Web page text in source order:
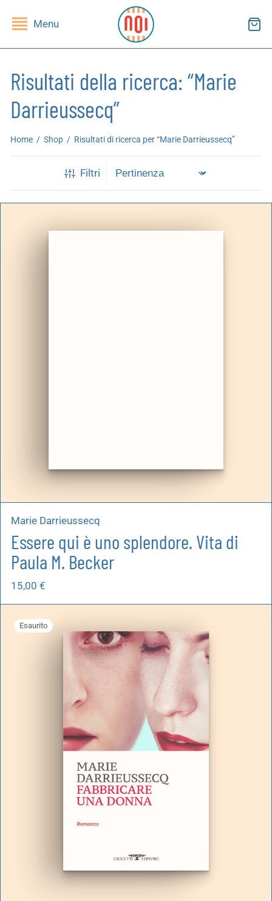
Menu
Risultati della ricerca: “Marie
Darrieussecq”
Home / Shop / Risultati di ricerca per “Marie Darrieussecq”
Filtri
Marie Darrieussecq
Essere qui è uno splendore. Vita di
Paula M. Becker
15,00 €
Esaurito
DI LETTURA